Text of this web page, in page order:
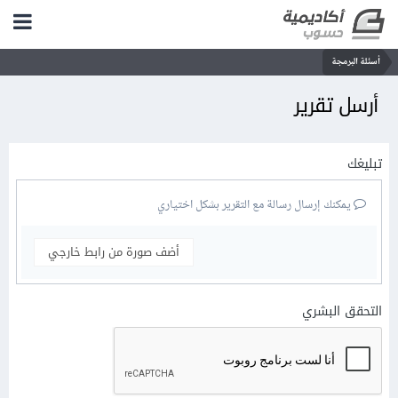
أسئلة البرمجة
أرسل تقرير
تبليغك
يمكنك إرسال رسالة مع التقرير بشكل اختياري
أضف صورة من رابط خارجي
التحقق البشري